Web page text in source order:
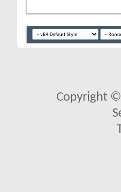
Copyright